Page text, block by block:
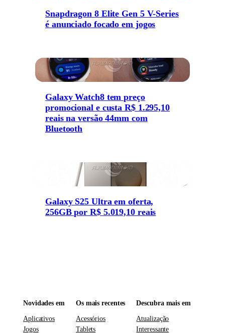
Snapdragon 8 Elite Gen 5 V-Series
é anunciado focado em jogos
Galaxy Watch8 tem preço
promocional e custa R$ 1.295,10
reais na versão 44mm com
Bluetooth
Galaxy S25 Ultra em oferta,
256GB por R$ 5.019,10 reais
Novidades em
Aplicativos
Jogos
Os mais recentes
Acessórios
Tablets
Descubra mais em
Atualização
Interessante